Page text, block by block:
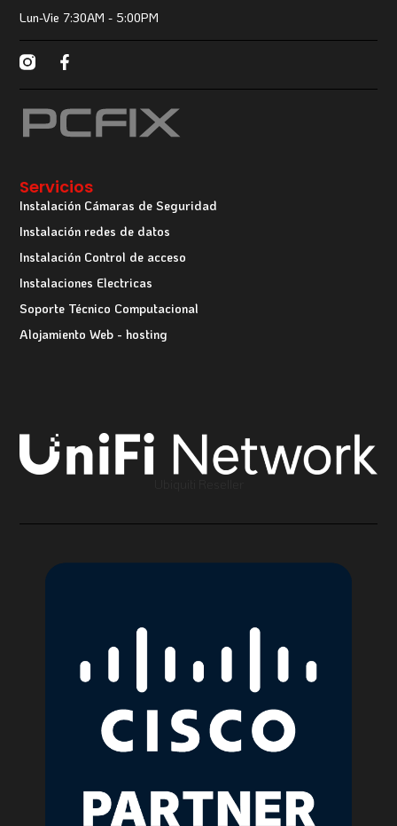
Servicios
Instalación Cámaras de Seguridad
Instalación redes de datos
Instalación Control de acceso
Instalaciones Electricas
Soporte Técnico Computacional
Alojamiento Web - hosting
Lun-Vie 7:30AM - 5:00PM